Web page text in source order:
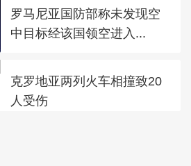
罗马尼亚国防部称未发现空
中目标经该国领空进入...
克罗地亚两列火车相撞致20
人受伤
文旅乐